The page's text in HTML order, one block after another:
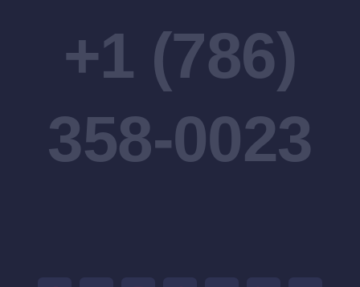
+1 (786)
358-0023